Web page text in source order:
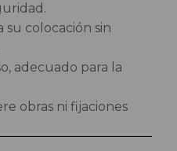
colocación sin
adecuado para la
obras ni fijaciones